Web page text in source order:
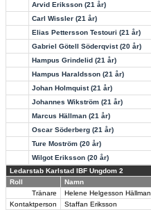
Arvid Eriksson (21 år)
Carl Wissler (21 år)
Elias Pettersson Testouri (21 år)
Gabriel Götell Söderqvist (20 år)
Hampus Grindelid (21 år)
Hampus Haraldsson (21 år)
Johan Holmquist (21 år)
Johannes Wikström (21 år)
Marcus Hällman (21 år)
Oscar Söderberg (21 år)
Ture Moström (20 år)
Wilgot Eriksson (20 år)
Ledarstab Karlstad IBF Ungdom 2
Roll
Namn
Tränare
Helene Helgesson Hällman
Kontaktperson
Staffan Eriksson